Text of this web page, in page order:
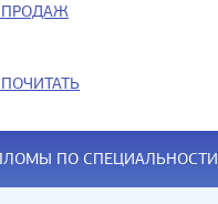
ПРОДАЖ
ПО СПЕЦИАЛЬНОСТИ